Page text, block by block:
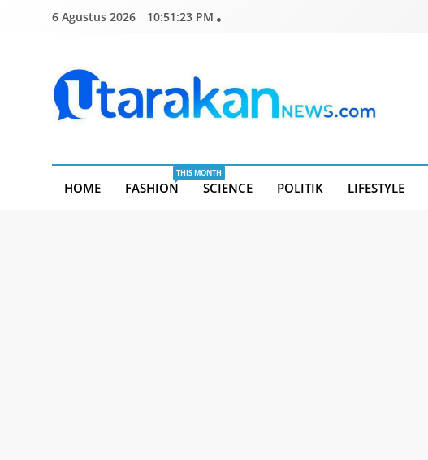
6 Agustus 2026 10:51:24 PM
HOME FASHION
THIS MONTH
SCIENCE POLITIK LIFESTYLE